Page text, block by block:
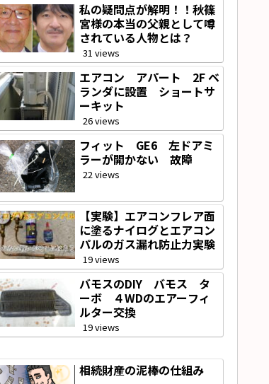
私の疑問点が解明！！秋篠
宮様の本当の父親として噂
されている人物とは？
31 views
エアコン アパート 2F ベ
ランダに設置 ショートサ
ーキット
26 views
フィット GE6 左ドアミ
ラーが開かない 故障
22 views
【実験】エアコンフレア面
に塗るナイログとエアコン
パルのガス漏れ防止力実験
19 views
バモスのDIY バモス タ
ーボ ４WDのエアーフィ
ルター交換
19 views
相続財産の泥棒の仕組み